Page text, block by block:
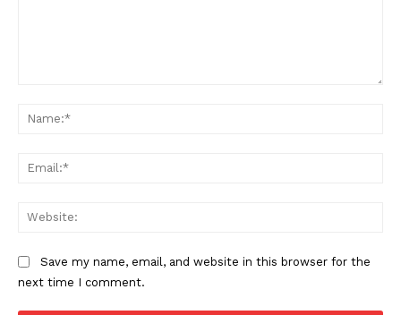
Save my name, email, and website in this browser for the
next time I comment.